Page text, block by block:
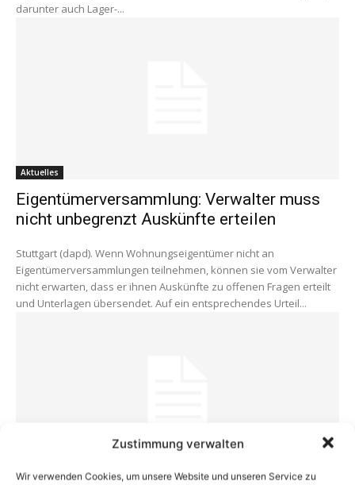
Zustimmung verwalten
Wir verwenden Cookies, um unsere Website und unseren Service zu
darunter auch Lager-...
Aktuelles
Eigentümerversammlung: Verwalter muss
nicht unbegrenzt Auskünfte erteilen
Stuttgart (dapd). Wenn Wohnungseigentümer nicht an
Eigentümerversammlungen teilnehmen, können sie vom Verwalter
nicht erwarten, dass er ihnen Auskünfte zu offenen Fragen erteilt
und Unterlagen übersendet. Auf ein entsprechendes Urteil...